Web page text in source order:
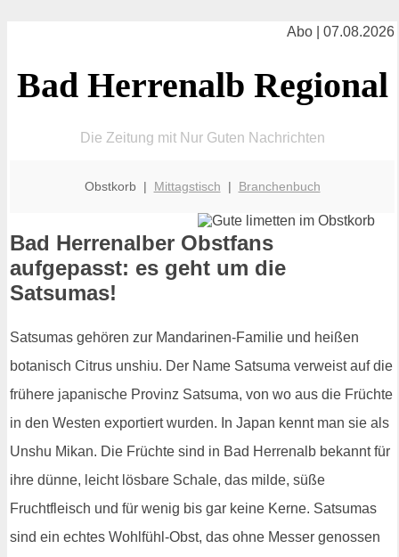
Abo | 07.08.2026
Bad Herrenalb Regional
Die Zeitung mit Nur Guten Nachrichten
Obstkorb | Mittagstisch | Branchenbuch
Bad Herrenalber Obstfans
aufgepasst: es geht um die
Satsumas!
Satsumas gehören zur Mandarinen-Familie und heißen
botanisch Citrus unshiu. Der Name Satsuma verweist auf die
frühere japanische Provinz Satsuma, von wo aus die Früchte
in den Westen exportiert wurden. In Japan kennt man sie als
Unshu Mikan. Die Früchte sind in Bad Herrenalb bekannt für
ihre dünne, leicht lösbare Schale, das milde, süße
Fruchtfleisch und für wenig bis gar keine Kerne. Satsumas
sind ein echtes Wohlfühl-Obst, das ohne Messer genossen